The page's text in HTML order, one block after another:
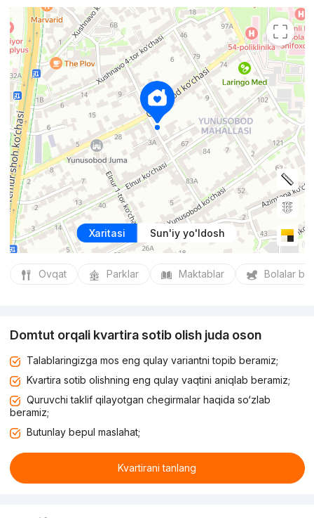
Xaritasi Sun'iy yo'ldosh
Ovqat Parklar Maktablar Bolalar
Domtut orqali kvartira sotib olish juda oson
Talablaringizga mos eng qulay variantni topib beramiz;
Kvartira sotib olishning eng qulay vaqtini aniqlab beramiz;
Quruvchi taklif qilayotgan chegirmalar haqida so‘zlab
beramiz;
Butunlay bepul maslahat;
Kvartirani tanlang